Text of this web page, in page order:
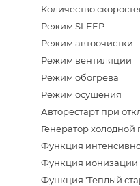
Количество
Режим SLEEP
Режим автоочистки
Режим вентиляции
Режим обогрева
Режим осушения
Авторестарт при
Генератор холодной
Функция
Функция ионизации
Функция 'Теплый